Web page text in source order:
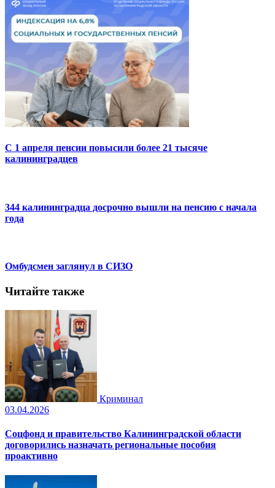
С 1 апреля пенсии повысили более 21 тысяче
калининградцев
344 калининградца досрочно вышли на пенсию с начала
года
Омбудсмен заглянул в СИЗО
Читайте также
Криминал
03.04.2026
Соцфонд и правительство Калининградской области
договорились назначать региональные пособия
проактивно